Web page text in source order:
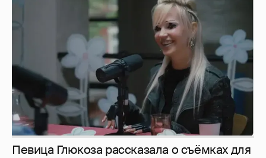
эротического журнала
3